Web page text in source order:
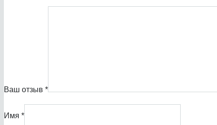
Ваш отзыв *
Имя *